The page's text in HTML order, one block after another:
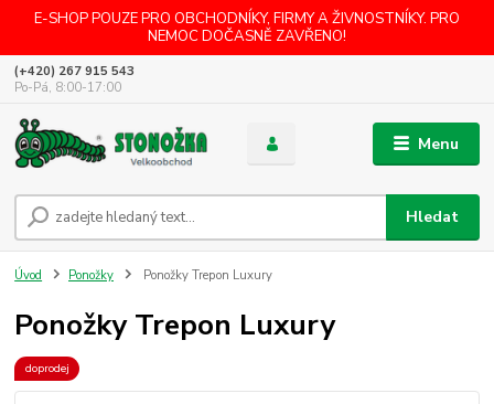
E-SHOP POUZE PRO OBCHODNÍKY, FIRMY A ŽIVNOSTNÍKY. PRO
NEMOC DOČASNĚ ZAVŘENO!
Menu
Hledat
(+420) 267 915 543
Po-Pá, 8:00-17:00
Úvod Ponožky Ponožky Trepon Luxury
Ponožky Trepon Luxury
doprodej